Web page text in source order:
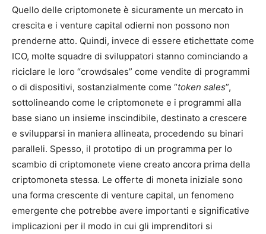
Quello delle criptomonete è sicuramente un mercato in
crescita e i venture capital odierni non possono non
prenderne atto. Quindi, invece di essere etichettate come
ICO, molte squadre di sviluppatori stanno cominciando a
riciclare le loro “crowdsales” come vendite di programmi
o di dispositivi, sostanzialmente come “token sales”,
sottolineando come le criptomonete e i programmi alla
base siano un insieme inscindibile, destinato a crescere
e svilupparsi in maniera allineata, procedendo su binari
paralleli. Spesso, il prototipo di un programma per lo
scambio di criptomonete viene creato ancora prima della
criptomoneta stessa. Le offerte di moneta iniziale sono
una forma crescente di venture capital, un fenomeno
emergente che potrebbe avere importanti e significative
implicazioni per il modo in cui gli imprenditori si